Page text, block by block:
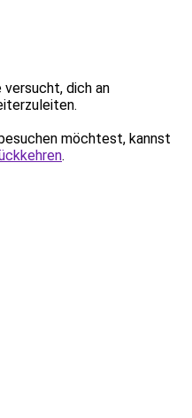
dich an
möchtest, kannst
.